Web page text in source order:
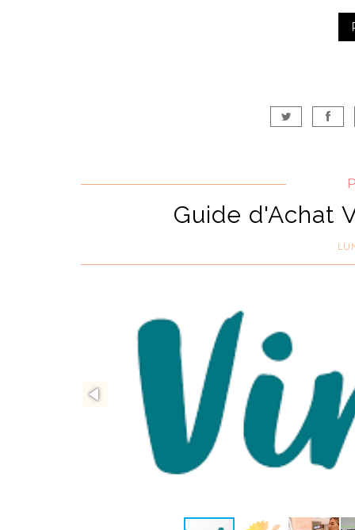
Guide d'Achat